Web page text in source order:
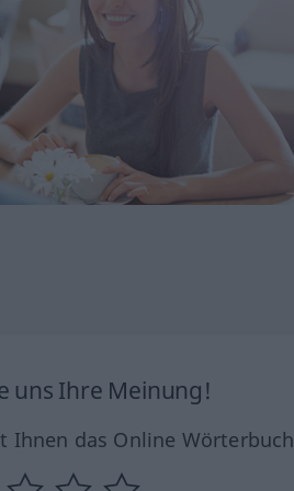
uns Ihre Meinung!
Ihnen das Online